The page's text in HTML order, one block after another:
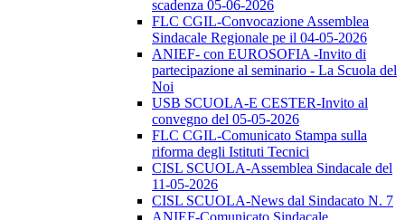
scadenza 05-06-2026
FLC CGIL-Convocazione Assemblea
Sindacale Regionale pe il 04-05-2026
ANIEF- con EUROSOFIA -Invito di
partecipazione al seminario - La Scuola del
Noi
USB SCUOLA-E CESTER-Invito al
convegno del 05-05-2026
FLC CGIL-Comunicato Stampa sulla
riforma degli Istituti Tecnici
CISL SCUOLA-Assemblea Sindacale del
11-05-2026
CISL SCUOLA-News dal Sindacato N. 7